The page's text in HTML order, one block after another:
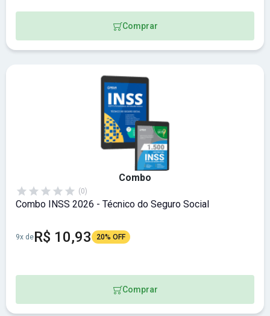
Comprar
Combo
(0)
Combo INSS 2026 - Técnico do Seguro Social
9x deR$ 10,93 20% OFF
Comprar